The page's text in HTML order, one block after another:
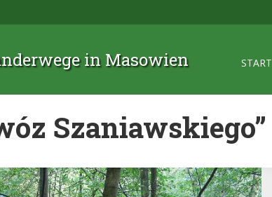
in Masowien START
Szaniawskiego”